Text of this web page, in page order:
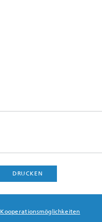
DRUCKEN
Kooperationsmöglichkeiten